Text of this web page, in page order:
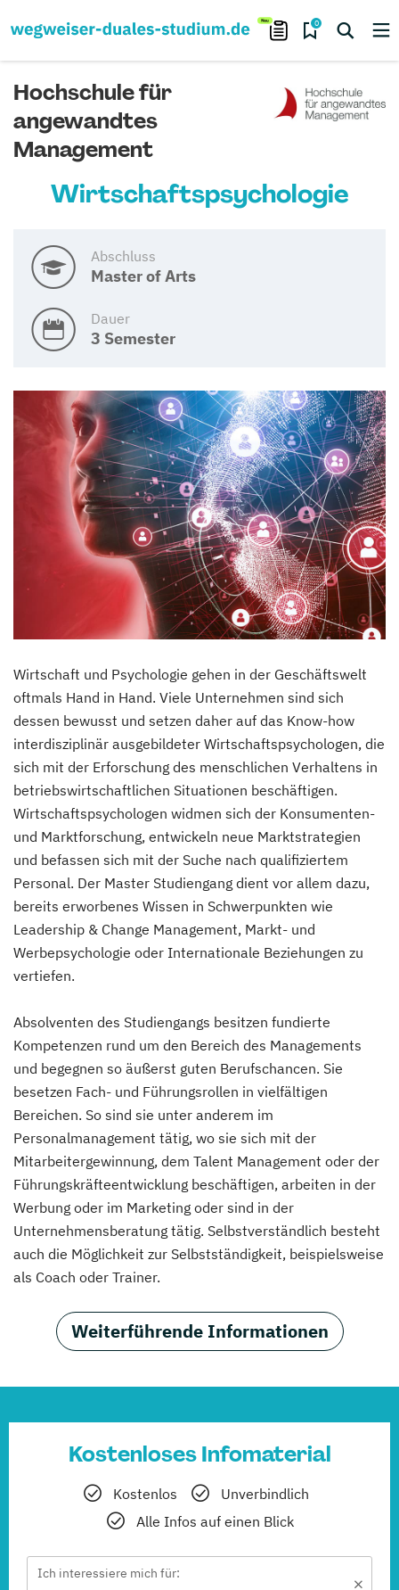
0
Hochschule für
angewandtes
Management
Wirtschaftspsychologie
Abschluss
Master of Arts
Dauer
3 Semester
Wirtschaft und Psychologie gehen in der Geschäftswelt
oftmals Hand in Hand. Viele Unternehmen sind sich
dessen bewusst und setzen daher auf das Know-how
interdisziplinär ausgebildeter Wirtschaftspsychologen, die
sich mit der Erforschung des menschlichen Verhaltens in
betriebswirtschaftlichen Situationen beschäftigen.
Wirtschaftspsychologen widmen sich der Konsumenten-
und Marktforschung, entwickeln neue Marktstrategien
und befassen sich mit der Suche nach qualifiziertem
Personal. Der Master Studiengang dient vor allem dazu,
bereits erworbenes Wissen in Schwerpunkten wie
Leadership & Change Management, Markt- und
Werbepsychologie oder Internationale Beziehungen zu
vertiefen.
Absolventen des Studiengangs besitzen fundierte
Kompetenzen rund um den Bereich des Managements
und begegnen so äußerst guten Berufschancen. Sie
besetzen Fach- und Führungsrollen in vielfältigen
Bereichen. So sind sie unter anderem im
Personalmanagement tätig, wo sie sich mit der
Mitarbeitergewinnung, dem Talent Management oder der
Führungskräfteentwicklung beschäftigen, arbeiten in der
Werbung oder im Marketing oder sind in der
Unternehmensberatung tätig. Selbstverständlich besteht
auch die Möglichkeit zur Selbstständigkeit, beispielsweise
als Coach oder Trainer.
Weiterführende Informationen
Kostenloses Infomaterial
Kostenlos
Unverbindlich
Alle Infos auf einen Blick
Ich interessiere mich für: